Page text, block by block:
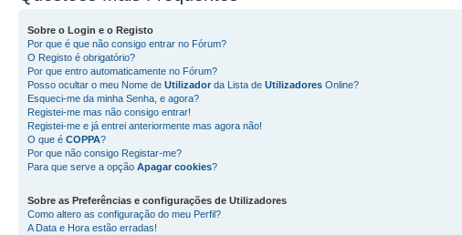
Sobre o Login e o Registo
Por que é que não consigo entrar no Fórum?
O Registo é obrigatório?
Por que entro automaticamente no Fórum?
Posso ocultar o meu Nome de Utilizador da Lista de Utilizadores Online?
Esqueci-me da minha Senha, e agora?
Registei-me mas não consigo entrar!
Registei-me e já entrei anteriormente mas agora não!
O que é COPPA?
Por que não consigo Registar-me?
Para que serve a opção Apagar cookies?
Sobre as Preferências e configurações de Utilizadores
Como altero as configuração do meu Perfil?
A Data e Hora estão erradas!